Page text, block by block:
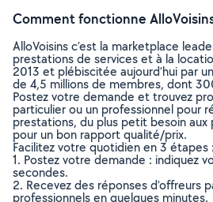
Comment fonctionne
AlloVoisins c’est la marketplace
prestations de services et à la
2013 et plébiscitée aujourd’hui par
de 4,5 millions de membres, dont
Postez votre demande et trouvez
particulier ou un professionnel pour
prestations, du plus petit besoin aux
pour un bon rapport qualité/prix.
Facilitez votre quotidien en 3 étapes :
1. Postez votre demande : indiquez
secondes.
2. Recevez des réponses d’offreurs
professionnels en quelques minutes.